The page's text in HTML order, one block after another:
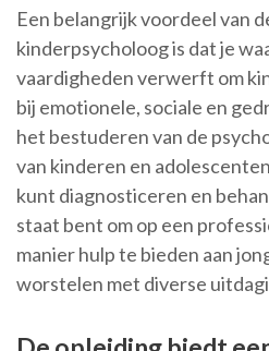
Een belangrijk voordeel van
kinderpsycholoog is dat je
vaardigheden verwerft om
bij emotionele, sociale en
het bestuderen van de
van kinderen en
kunt diagnosticeren en
staat bent om op een
manier hulp te bieden aan
worstelen met diverse